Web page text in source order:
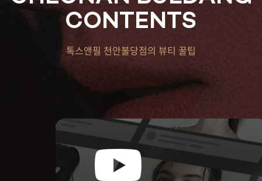
CONTENTS
톡스앤필 천안불당점의 뷰티 꿀팁